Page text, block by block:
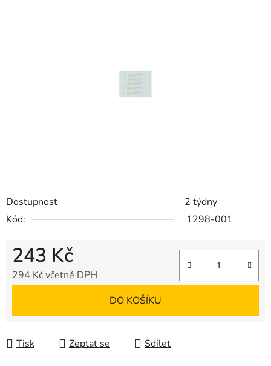
Dostupnost
2 týdny
Kód:
1298-001
243 Kč
294 Kč včetně DPH
DO KOŠÍKU
Tisk Zeptat se Sdílet